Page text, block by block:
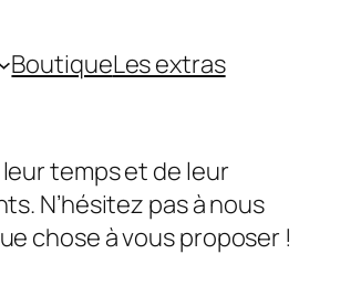
BoutiqueLes extras
temps et de leur
N’hésitez pas à nous
chose à vous proposer !